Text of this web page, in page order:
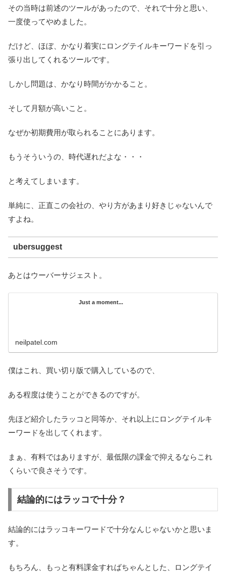
その当時は前述のツールがあったので、それで十分と思い、
一度使ってやめました。
だけど、ほぼ、かなり着実にロングテイルキーワードを引っ
張り出してくれるツールです。
しかし問題は、かなり時間がかかること。
そして月額が高いこと。
なぜか初期費用が取られることにあります。
もうそういうの、時代遅れだよな・・・
と考えてしまいます。
単純に、正直この会社の、やり方があまり好きじゃないんで
すよね。
ubersuggest
あとはウーバーサジェスト。
Just a moment...
neilpatel.com
僕はこれ、買い切り版で購入しているので、
ある程度は使うことができるのですが。
先ほど紹介したラッコと同等か、それ以上にロングテイルキ
ーワードを出してくれます。
まぁ、有料ではありますが、最低限の課金で抑えるならこれ
くらいで良さそうです。
結論的にはラッコで十分？
結論的にはラッコキーワードで十分なんじゃないかと思いま
す。
もちろん、もっと有料課金すればちゃんとした、ロングテイ